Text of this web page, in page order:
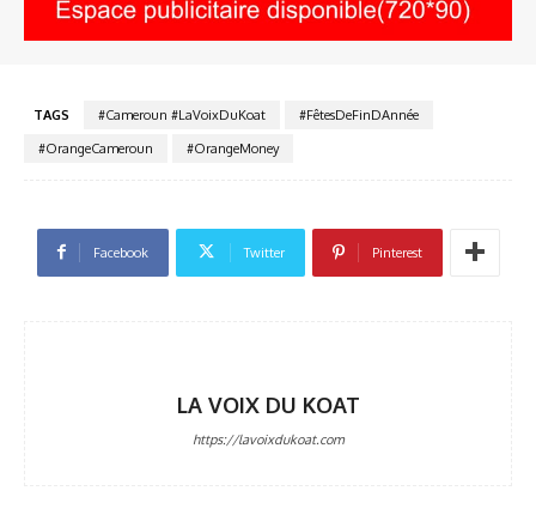
TAGS #Cameroun #LaVoixDuKoat
#FêtesDeFinDAnnée
#OrangeCameroun
#OrangeMoney
Facebook Twitter Pinterest
LA VOIX DU KOAT
https://lavoixdukoat.com